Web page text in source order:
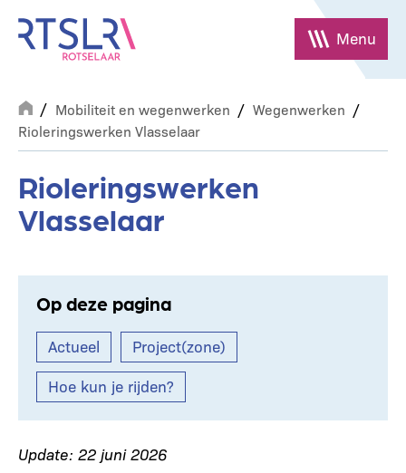
naar
inhoud
gaan
Menu
Breadcrumb
Mobiliteit en wegenwerken
Wegenwerken
Rioleringswerken Vlasselaar
Rioleringswerken
Vlasselaar
Op deze pagina
Actueel
Project(zone)
Hoe kun je rijden?
Update: 22 juni 2026